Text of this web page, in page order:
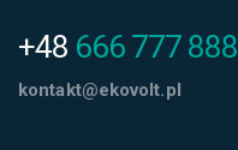
+48 666 777 888
kontakt@ekovolt.pl